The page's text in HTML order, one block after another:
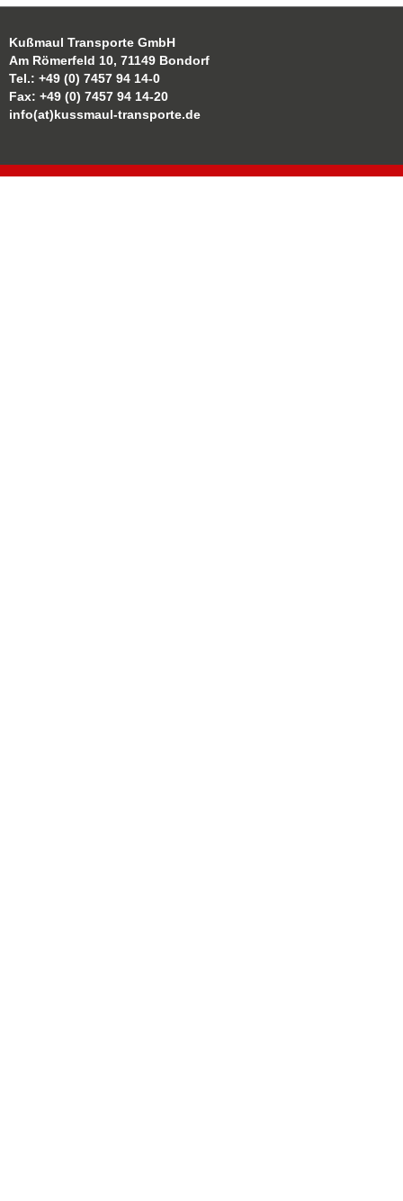
Kußmaul Transporte GmbH
Am Römerfeld 10, 71149 Bondorf
Tel.: +49 (0) 7457 94 14-0
Fax: +49 (0) 7457 94 14-20
info(at)kussmaul-transporte.de